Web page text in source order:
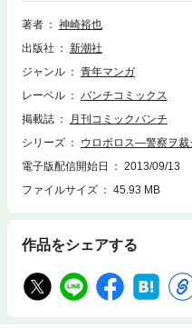
のポジションが脅かされ始める。
る緊迫度マックスの第15巻！
著者
神崎裕也
出版社
新潮社
ジャンル
青年マンガ
レーベル
バンチコミックス
掲載誌
月刊コミックバンチ
シリーズ
ウロボロス—警察ヲ
電子版配信開始日
2013/09/13
ファイルサイズ
45.93 MB
作品をシェアする